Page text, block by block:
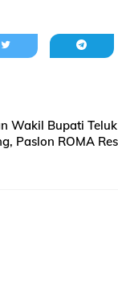
Wakil Bupati
Paslon ROMA